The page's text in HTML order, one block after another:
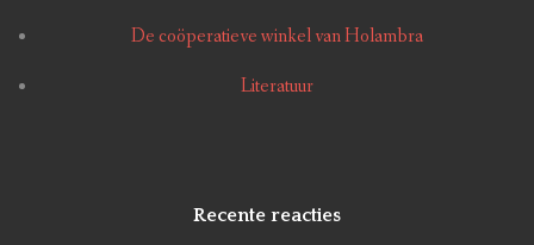
De coöperatieve winkel van Holambra
Literatuur
Recente reacties